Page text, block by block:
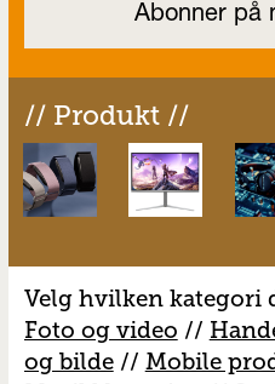
// Produkt //
Velg hvilken kategori
Foto og video //
og bilde// Mobile